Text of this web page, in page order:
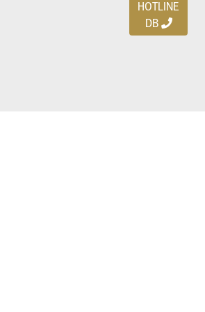
HOTLINE
DB